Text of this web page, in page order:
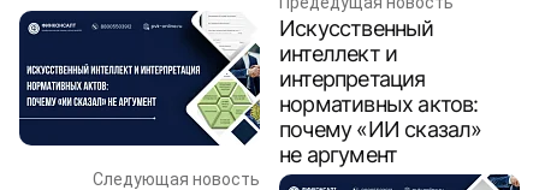
Искусственный
интеллект и
интерпретация
нормативных актов:
почему «ИИ сказал»
не аргумент
Следующая новость